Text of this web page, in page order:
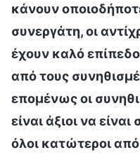
κάνουν
συνεργάτη, οι
έχουν καλό επίπεδο
από τους
επομένως οι
είναι άξιοι να
όλοι κατώτεροι από